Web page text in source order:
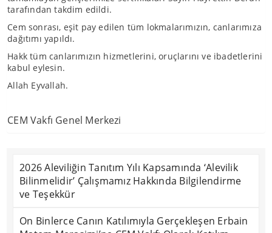
tarafından takdim edildi.
Cem sonrası, eşit pay edilen tüm lokmalarımızın, canlarımıza
dağıtımı yapıldı.
Hakk tüm canlarımızın hizmetlerini, oruçlarını ve ibadetlerini
kabul eylesin.
Allah Eyvallah.
CEM Vakfı Genel Merkezi
2026 Aleviliğin Tanıtım Yılı Kapsamında ‘Alevilik
Bilinmelidir’ Çalışmamız Hakkında Bilgilendirme
ve Teşekkür
On Binlerce Canın Katılımıyla Gerçekleşen Erbain